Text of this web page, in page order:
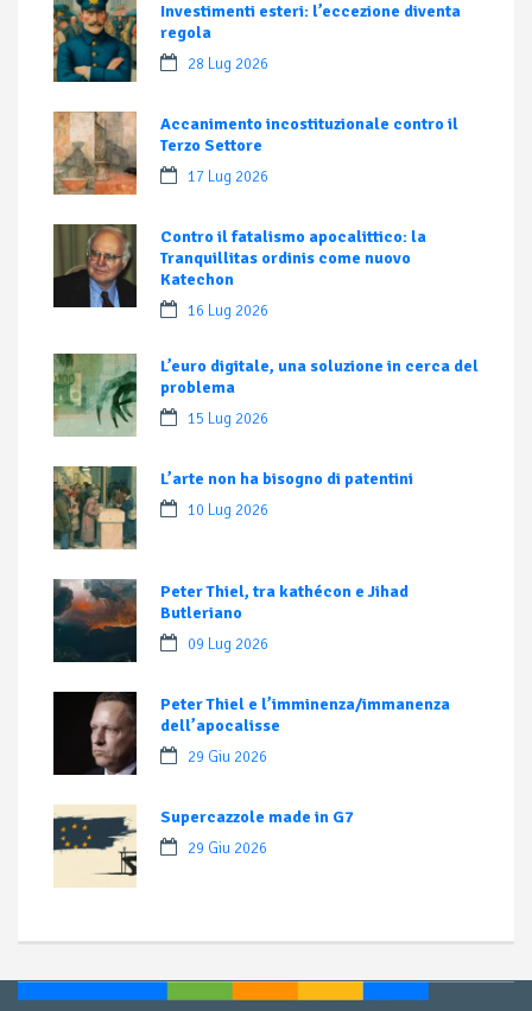
Investimenti esteri: l’eccezione diventa
regola
28 Lug 2026
Accanimento incostituzionale contro il
Terzo Settore
17 Lug 2026
Contro il fatalismo apocalittico: la
Tranquillitas ordinis come nuovo
Katechon
16 Lug 2026
L’euro digitale, una soluzione in cerca del
problema
15 Lug 2026
L’arte non ha bisogno di patentini
10 Lug 2026
Peter Thiel, tra kathécon e Jihad
Butleriano
09 Lug 2026
Peter Thiel e l’imminenza/immanenza
dell’apocalisse
29 Giu 2026
Supercazzole made in G7
29 Giu 2026